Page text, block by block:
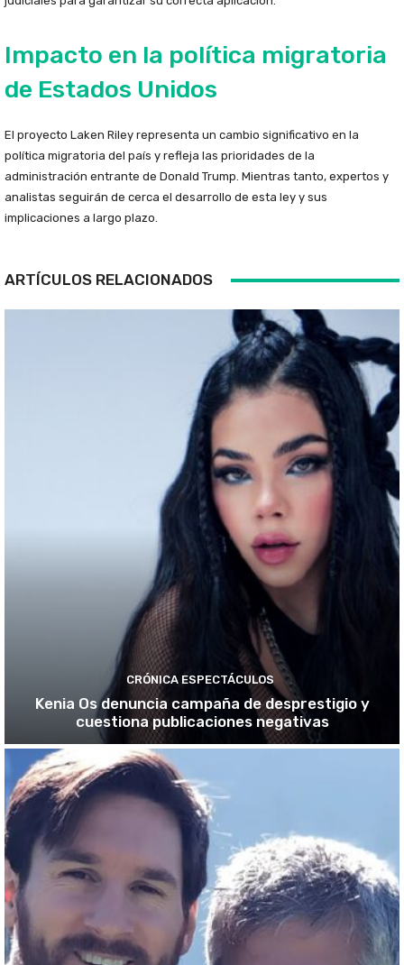
Impacto en la política migratoria
de Estados Unidos
El proyecto Laken Riley representa un cambio significativo en la
política migratoria del país y refleja las prioridades de la
administración entrante de Donald Trump. Mientras tanto, expertos y
analistas seguirán de cerca el desarrollo de esta ley y sus
implicaciones a largo plazo.
ARTÍCULOS RELACIONADOS
CRÓNICA ESPECTÁCULOS
Kenia Os denuncia campaña de desprestigio y
cuestiona publicaciones negativas